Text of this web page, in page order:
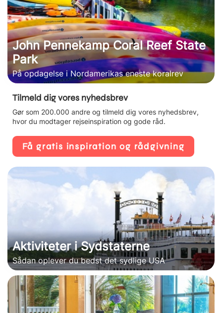
John Pennekamp Coral Reef State
Park
På opdagelse i Nordamerikas eneste koralrev
Tilmeld dig vores nyhedsbrev
Gør som 200.000 andre og tilmeld dig vores nyhedsbrev,
hvor du modtager rejseinspiration og gode råd.
Få gratis inspiration og rådgivning
Aktiviteter i Sydstaterne
Sådan oplever du bedst det sydlige USA